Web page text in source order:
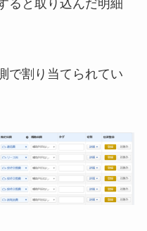
ると取り込んだ明細
で割り当てられてい